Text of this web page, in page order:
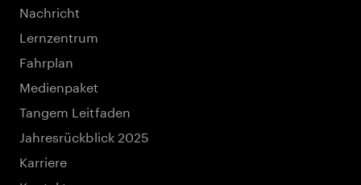
Nachricht
Lernzentrum
Fahrplan
Medienpaket
Tangem Leitfaden
Jahresrückblick 2025
Karriere